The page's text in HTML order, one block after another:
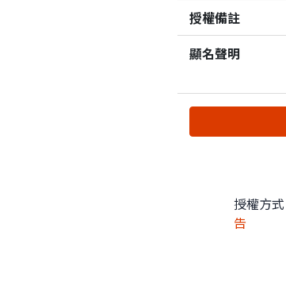
授權備註
顯名聲明
授權方
告